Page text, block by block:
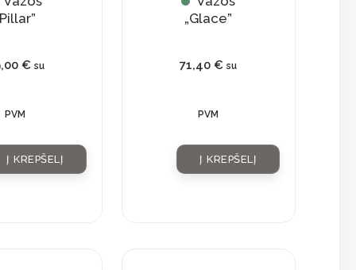
€ su
PVM
Į KREPŠELĮ
„Glace”
71,40€ su
PVM
Į KREPŠELĮ